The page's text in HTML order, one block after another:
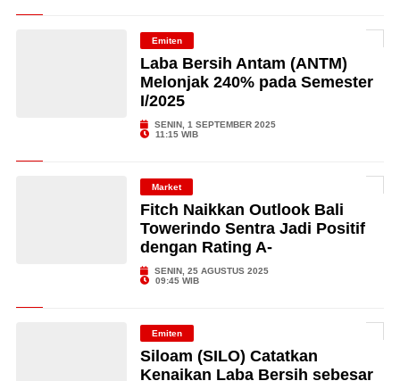
Emiten
Laba Bersih Antam (ANTM)
Melonjak 240% pada Semester
I/2025
SENIN, 1 SEPTEMBER 2025
11:15 WIB
Market
Fitch Naikkan Outlook Bali
Towerindo Sentra Jadi Positif
dengan Rating A-
SENIN, 25 AGUSTUS 2025
09:45 WIB
Emiten
Siloam (SILO) Catatkan
Kenaikan Laba Bersih sebesar